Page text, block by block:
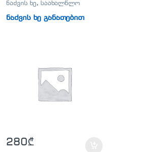
ნაძვის ხე, საახალწლო
ნაძვის ხე განათებით
280₾